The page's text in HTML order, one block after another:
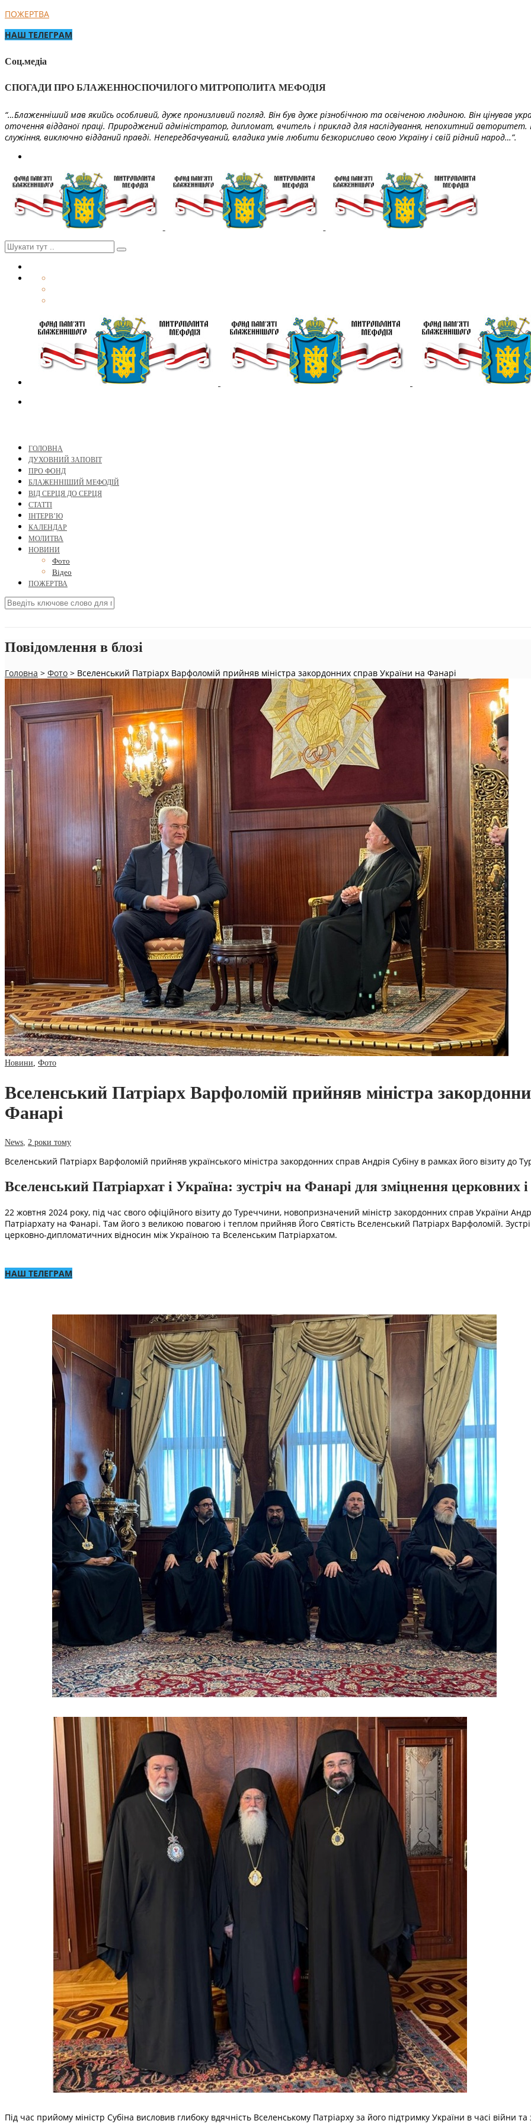
ПОЖЕРТВА
НАШ ТЕЛЕГРАМ
Соц.медіа
СПОГАДИ ПРО БЛАЖЕННОСПОЧИЛОГО МИТРОПОЛИТА МЕФОДІЯ
“…Блаженніший мав якийсь особливий, дуже пронизливий погляд. Він був дуже різнобічною та освіченою людиною. Він цінував
оточення відданої праці. Природжений адміністратор, дипломат, вчитель і приклад для наслідування, непохитний
служіння, виключно відданий правді. Непередбачуваний, владика умів любити безкорисливо свою Україну і свій рідний народ…”.
ГОЛОВНА
ДУХОВНИЙ ЗАПОВІТ
ПРО ФОНД
БЛАЖЕННІШИЙ МЕФОДІЙ
ВІД СЕРЦЯ ДО СЕРЦЯ
СТАТТІ
ІНТЕРВ’Ю
КАЛЕНДАР
МОЛИТВА
НОВИНИ
Фото
Відео
ПОЖЕРТВА
Повідомлення в блозі
Головна > Фото > Вселенський Патріарх Варфоломій прийняв міністра закордонних справ України на Фанарі
Новини Фото
Вселенський Патріарх Варфоломій прийняв міністра
Фанарі
News 2 роки тому
Вселенський Патріарх Варфоломій прийняв українського міністра закордонних справ Андрія Субіну в рамках його візиту до
Вселенський Патріархат і Україна: зустріч на Фанарі для зміцнення церковних
22 жовтня 2024 року, під час свого офіційного візиту до Туреччини, новопризначений міністр закордонних справ України
Патріархату на Фанарі. Там його з великою повагою і теплом прийняв Його Святість Вселенський Патріарх Варфоломій.
церковно-дипломатичних відносин між Україною та Вселенським Патріархатом.
НАШ ТЕЛЕГРАМ
Під час прийому міністр Субіна висловив глибоку вдячність Вселенському Патріарху за його підтримку України в часі війни